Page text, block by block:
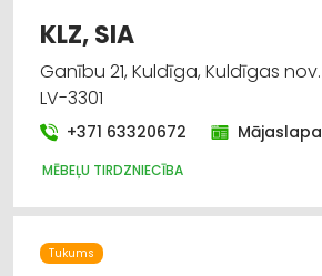
KLZ, SIA
Ganību 21, Kuldīga, Kuldīgas nov.
LV-3301
+371 63320672 Mājaslapa
MĒBEĻU TIRDZNIECĪBA
Tukums